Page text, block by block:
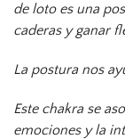
de loto es una
caderas y ganar
La postura nos
Este chakra se
emociones y la